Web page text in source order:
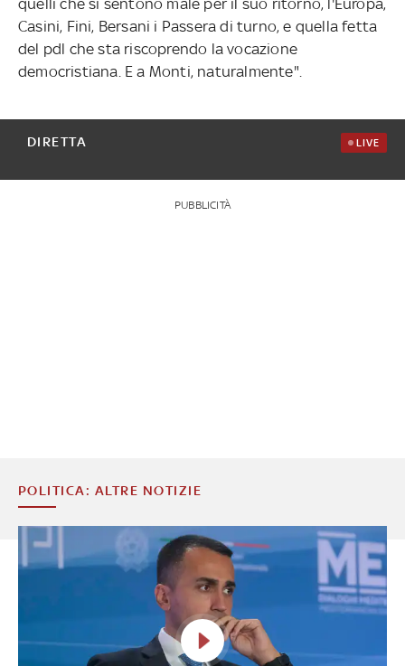
Casini, Fini, Bersani i Passera di turno, e quella fetta
del pdl che sta riscoprendo la vocazione
democristiana. E a Monti, naturalmente".
DIRETTA LIVE
PUBBLICITÀ
POLITICA: ALTRE NOTIZIE